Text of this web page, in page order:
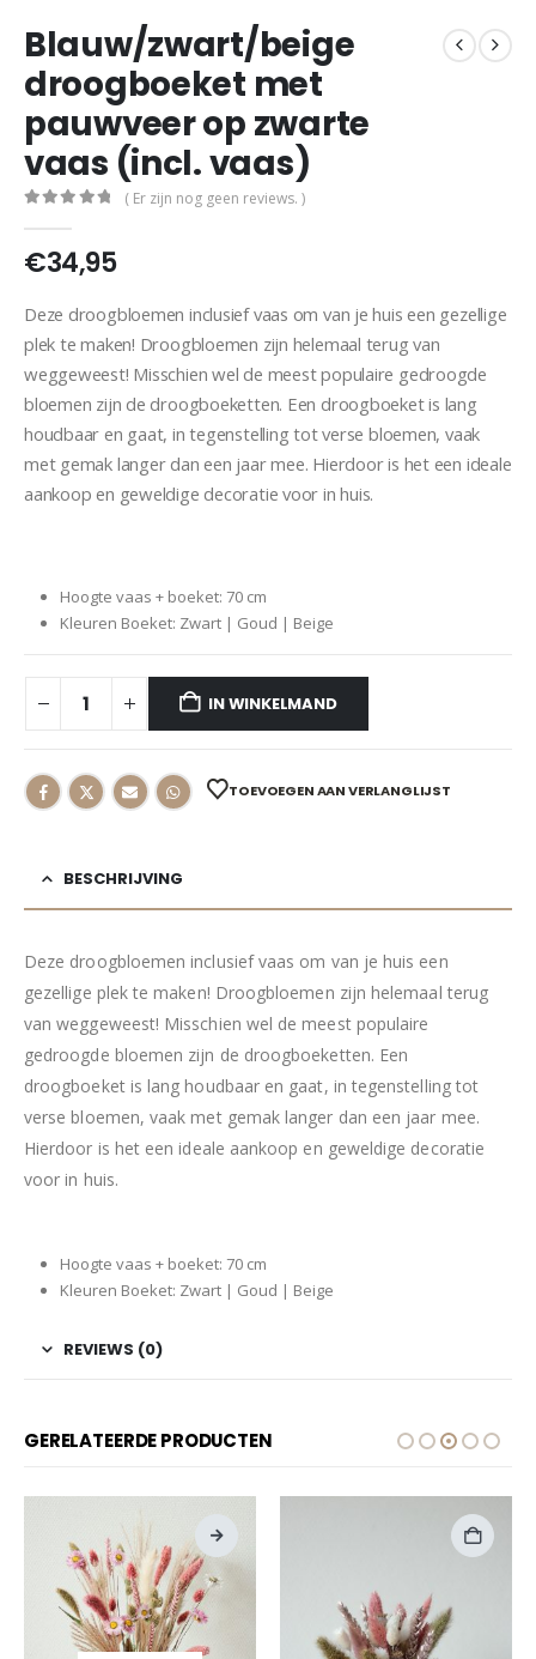
Blauw/zwart/beige
droogboeket met
pauwveer op zwarte
vaas (incl. vaas)
( Er zijn nog geen reviews. )
€34,95
Deze droogbloemen inclusief vaas om van je huis een gezellige
plek te maken! Droogbloemen zijn helemaal terug van
weggeweest! Misschien wel de meest populaire gedroogde
bloemen zijn de droogboeketten. Een droogboeket is lang
houdbaar en gaat, in tegenstelling tot verse bloemen, vaak
met gemak langer dan een jaar mee. Hierdoor is het een ideale
aankoop en geweldige decoratie voor in huis.
Hoogte vaas + boeket: 70 cm
Kleuren Boeket: Zwart | Goud | Beige
IN WINKELMAND
TOEVOEGEN AAN VERLANGLIJST
BESCHRIJVING
Deze droogbloemen inclusief vaas om van je huis een
gezellige plek te maken! Droogbloemen zijn helemaal terug
van weggeweest! Misschien wel de meest populaire
gedroogde bloemen zijn de droogboeketten. Een
droogboeket is lang houdbaar en gaat, in tegenstelling tot
verse bloemen, vaak met gemak langer dan een jaar mee.
Hierdoor is het een ideale aankoop en geweldige decoratie
voor in huis.
Hoogte vaas + boeket: 70 cm
Kleuren Boeket: Zwart | Goud | Beige
REVIEWS (0)
GERELATEERDE PRODUCTEN